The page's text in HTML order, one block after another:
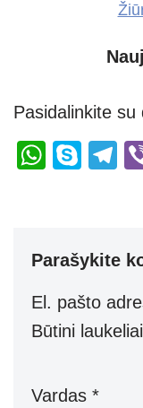
Pasidalinkite
W
A
p
p
S
T
a
m
Parašykite
El. pašto
Būtini
Vardas *